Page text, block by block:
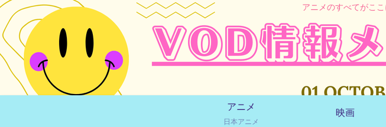
アニメのすべてがこ
アニメ
日本アニメ
映画